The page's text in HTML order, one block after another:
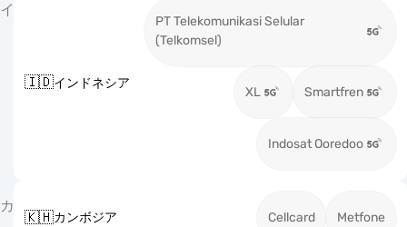
イ
🇮🇩インドネシア
PT Telekomunikasi Selular
(Telkomsel)
XL Smartfren
Indosat Ooredoo
カ
🇰🇭カンボジア Cellcard Metfone